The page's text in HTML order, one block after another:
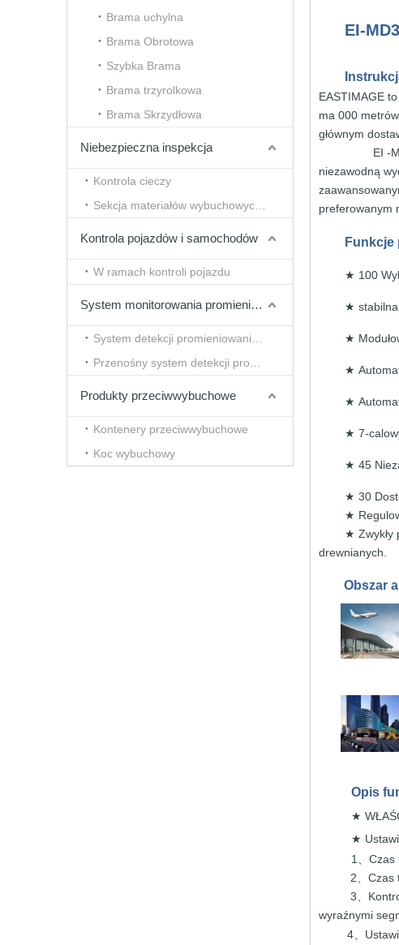
Brama uchylna
Brama Obrotowa
Szybka Brama
Brama trzyrolkowa
Brama Skrzydłowa
Niebezpieczna inspekcja
Kontrola cieczy
Kontrola pojazdów i samochodów
W ramach kontroli pojazdu
System monitorowania promieniowania
Produkty przeciwwybuchowe
Kontenery przeciwwybuchowe
Koc wybuchowy
EI-
EASTIMAGE to
ma 000 metrów
głównym
EI -
niezawodną
preferowanym
Funkcje
★ 100
★
★
★
★
★ 7-
★ 45
★ 30
★
★ Zwykły
drewnianych.
Obszar
Opis
★
★
1
Czas
2
Czas
3
wyraźnymi
4、